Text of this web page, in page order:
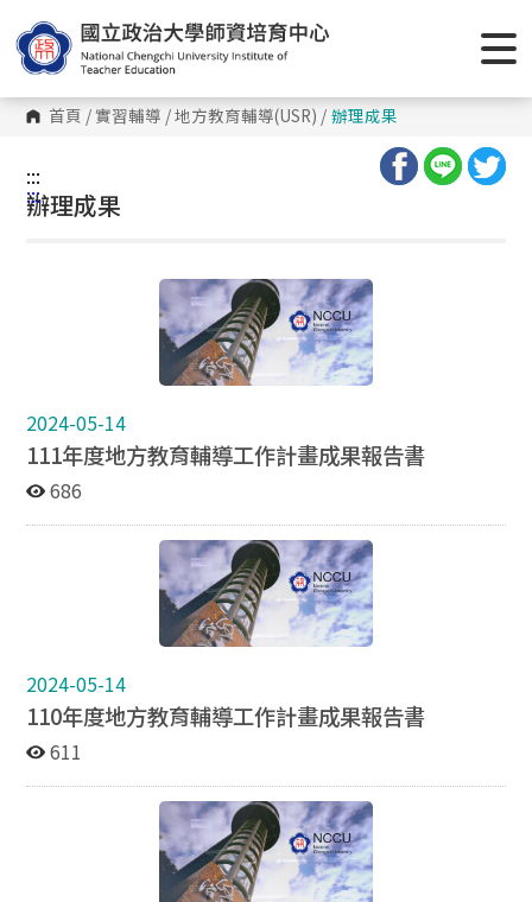
到
主
要
內
容
區 首頁 /實習輔導 /地方教育輔導(USR) / 辦理成果
:::
:::
辦理成果
2024-05-14
111年度地方教育輔導工作計畫成果報告書
686
2024-05-14
110年度地方教育輔導工作計畫成果報告書
611